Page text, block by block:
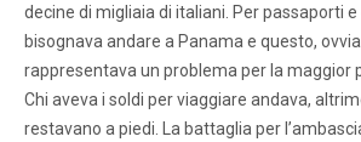
decine di migliaia di italiani. Per passaporti
bisognava andare a Panama e questo,
rappresentava un problema per la maggior
Chi aveva i soldi per viaggiare andava,
restavano a piedi. La battaglia per